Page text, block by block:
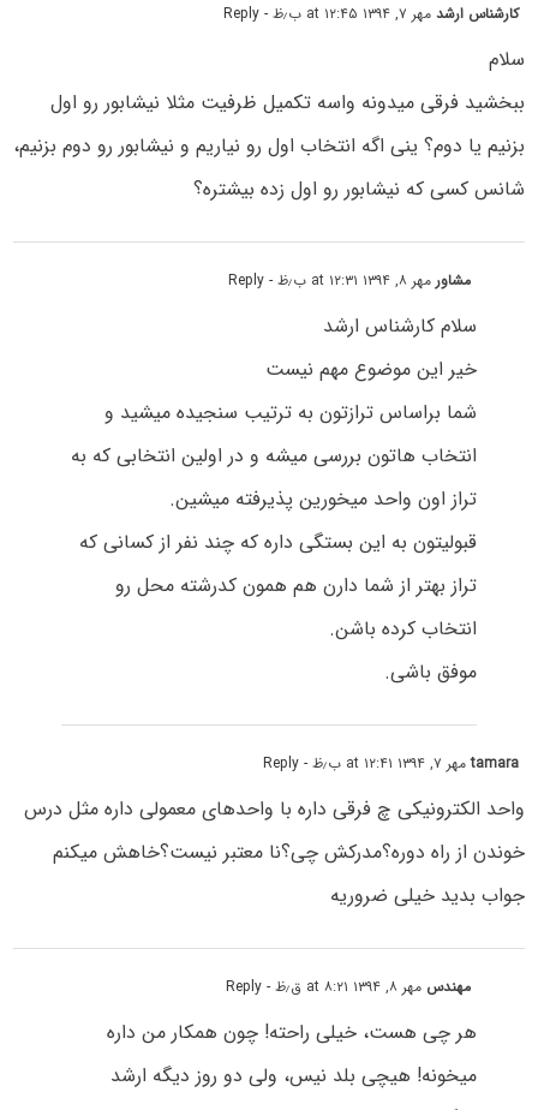
کارشناس ارشدمهر ۷, ۱۳۹۴ at ۱۲:۴۵ ب٫ظ - Reply
سلام
ببخشید فرقی میدونه واسه تکمیل ظرفیت مثلا نیشابور رو اول
بزنیم یا دوم؟ ینی اگه انتخاب اول رو نیاریم و نیشابور رو دوم بزنیم،
شانس کسی که نیشابور رو اول زده بیشتره؟
مشاورمهر ۸, ۱۳۹۴ at ۱۲:۳۱ ب٫ظ - Reply
سلام کارشناس ارشد
خیر این موضوع مهم نیست
شما براساس ترازتون به ترتیب سنجیده میشید و
انتخاب هاتون بررسی میشه و در اولین انتخابی که به
تراز اون واحد میخورین پذیرفته میشین.
قبولیتون به این بستگی داره که چند نفر از کسانی که
تراز بهتر از شما دارن هم همون کدرشته محل رو
انتخاب کرده باشن.
موفق باشی.
tamaraمهر ۷, ۱۳۹۴ at ۱۲:۴۱ ب٫ظ - Reply
واحد الکترونیکی چ فرقی داره با واحدهای معمولی داره مثل درس
خوندن از راه دوره؟مدرکش چی؟نا معتبر نیست؟خاهش میکنم
جواب بدید خیلی ضروریه
مهندس مهر ۸, ۱۳۹۴ at ۸:۲۱ ق٫ظ - Reply
هر چی هست، خیلی راحته! چون همکار من داره
میخونه! هیچی بلد نیس، ولی دو روز دیگه ارشد